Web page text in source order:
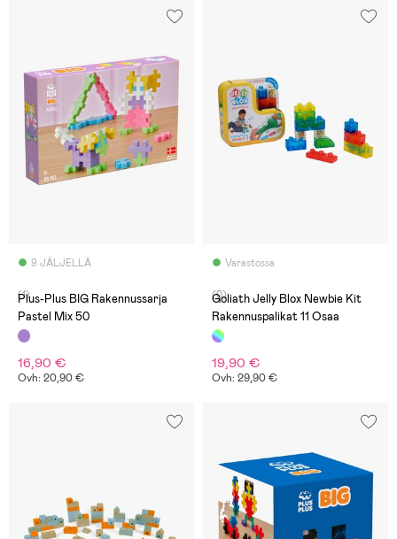
9 JÄLJELLÄ
(1)
Plus-Plus BIG Rakennussarja
Pastel Mix 50
16,90 €
Ovh: 20,90 €
Varastossa
(0)
Goliath Jelly Blox Newbie Kit
Rakennuspalikat 11 Osaa
19,90 €
Ovh: 29,90 €